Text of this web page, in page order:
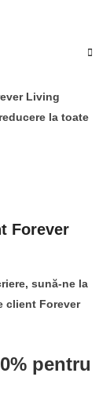
Living
la toate
Forever
sună-ne la
client Forever
pentru